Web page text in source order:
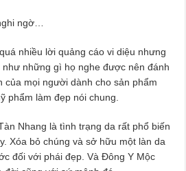
ngờ…
nhiều lời quảng cáo vi diệu nhưng
những gì họ nghe được nên đánh
của mọi người dành cho sản phẩm
phẩm làm đẹp nói chung.
Nhang là tình trạng da rất phổ biến
Xóa bỏ chúng và sở hữu một làn da
đối với phái đẹp. Và Đông Y Mộc